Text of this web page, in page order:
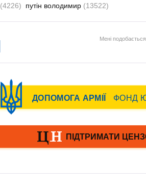
(4226) путін володимир (13522)
Мені подобається